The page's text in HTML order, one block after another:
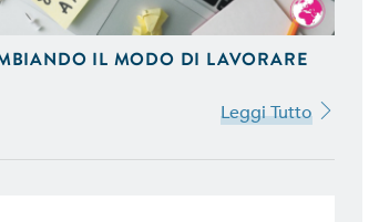
IL MODO DI LAVORARE
Leggi Tutto
Gestiamo
AdWords.
Motori di